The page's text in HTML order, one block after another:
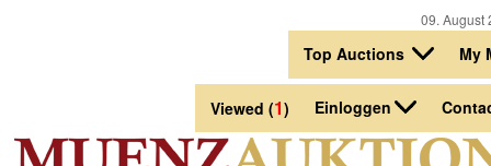
09.
Top Auctions My
Viewed (1) Einloggen